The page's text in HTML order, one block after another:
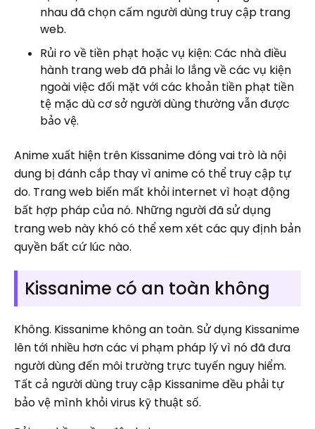
nhau đã chọn cấm người dùng truy cập trang
web.
Rủi ro về tiền phạt hoặc vụ kiện: Các nhà điều
hành trang web đã phải lo lắng về các vụ kiện
ngoài việc đối mặt với các khoản tiền phạt tiền
tệ mặc dù cơ sở người dùng thường vẫn được
bảo vệ.
Anime xuất hiện trên Kissanime đóng vai trò là nội
dung bị đánh cắp thay vì anime có thể truy cập tự
do. Trang web biến mất khỏi internet vì hoạt động
bất hợp pháp của nó. Những người đã sử dụng
trang web này khó có thể xem xét các quy định bản
quyền bất cứ lúc nào.
Kissanime có an toàn không
Không. Kissanime không an toàn. Sử dụng Kissanime
lên tới nhiều hơn các vi phạm pháp lý vì nó đã đưa
người dùng đến môi trường trực tuyến nguy hiểm.
Tất cả người dùng truy cập Kissanime đều phải tự
bảo vệ mình khỏi virus kỹ thuật số.